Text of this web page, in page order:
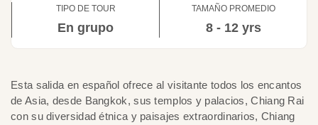
TIPO DE TOUR
En grupo
TAMAÑO PROMEDIO
8 - 12 yrs
Esta salida en español ofrece al visitante todos los encantos
de Asia, desde Bangkok, sus templos y palacios, Chiang Rai
con su diversidad étnica y paisajes extraordinarios, Chiang